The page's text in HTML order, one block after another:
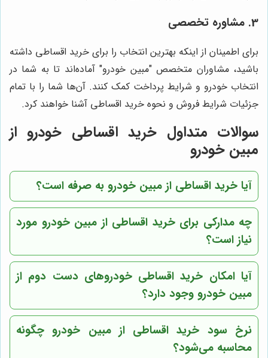
3. مشاوره تخصصی
برای اطمینان از اینکه بهترین انتخاب را برای خرید اقساطی داشته
باشید، مشاوران متخصص "مبین خودرو" آماده‌اند تا به شما در
انتخاب خودرو و شرایط پرداخت کمک کنند. آن‌ها شما را با تمام
جزئیات شرایط فروش و نحوه خرید اقساطی آشنا خواهند کرد.
سوالات متداول خرید اقساطی خودرو از
مبین خودرو
آیا خرید اقساطی از مبین خودرو به صرفه است؟
چه مدارکی برای خرید اقساطی از مبین خودرو مورد
نیاز است؟
آیا امکان خرید اقساطی خودروهای دست دوم از
مبین خودرو وجود دارد؟
نرخ سود خرید اقساطی از مبین خودرو چگونه
محاسبه می‌شود؟